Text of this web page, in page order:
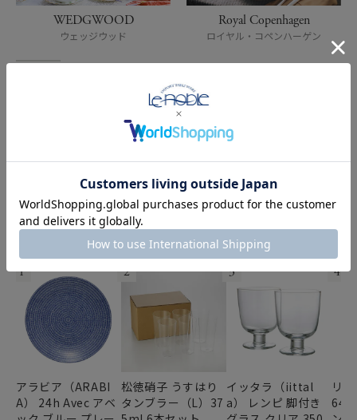
WEDGWOOD
ウェッジウッド
Royal Copenhagen
ロイヤル・コペンハーゲン
すべてのブランドを見る
BEST SELLING RANKING
売れ筋総合ランキング
1
アラビア（ARABI
A） 24h Avec アベ
2
松徳硝子 うすはり
タンブラー（L）37
3
イッタラ（iittal
a） レンピ 脚付き
4
リ